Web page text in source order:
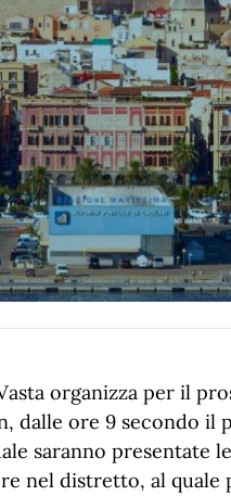
organizza per il
dalle ore 9 secondo il
saranno presentate
nel distretto, al quale